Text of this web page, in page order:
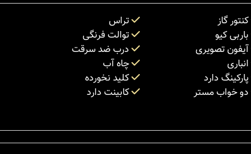
کنتور گاز
تراس
باربی کیو
توالت فرنگی
آیفون تصویری
درب ضد سرقت
انباری
چاه آب
پارکینگ دارد
کلید نخورده
دو خواب مستر
کابینت دارد